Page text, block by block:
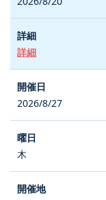
詳細
2026/8/27
木